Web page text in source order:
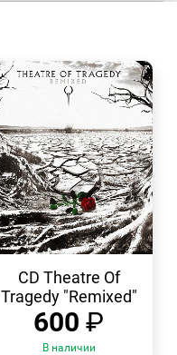
ПРОСМОТР
CD Theatre Of
Tragedy "Remixed"
600 ₽
В наличии